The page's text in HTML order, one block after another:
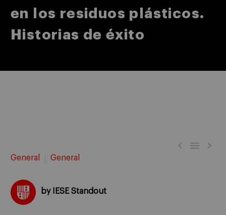
en los residuos plásticos.
Historias de éxito
  
General General
by IESE Standout